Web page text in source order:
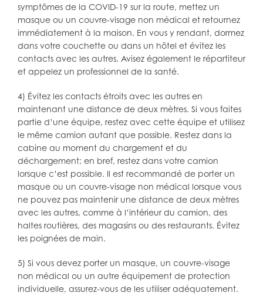
symptômes de la COVID-19 sur la route, mettez un
masque ou un couvre-visage non médical et retournez
immédiatement à la maison. En vous y rendant, dormez
dans votre couchette ou dans un hôtel et évitez les
contacts avec les autres. Avisez également le répartiteur
et appelez un professionnel de la santé.
4) Évitez les contacts étroits avec les autres en
maintenant une distance de deux mètres. Si vous faites
partie d’une équipe, restez avec cette équipe et utilisez
le même camion autant que possible. Restez dans la
cabine au moment du chargement et du
déchargement; en bref, restez dans votre camion
lorsque c’est possible. Il est recommandé de porter un
masque ou un couvre-visage non médical lorsque vous
ne pouvez pas maintenir une distance de deux mètres
avec les autres, comme à l’intérieur du camion, des
haltes routières, des magasins ou des restaurants. Évitez
les poignées de main.
5) Si vous devez porter un masque, un couvre-visage
non médical ou un autre équipement de protection
individuelle, assurez-vous de les utiliser adéquatement.